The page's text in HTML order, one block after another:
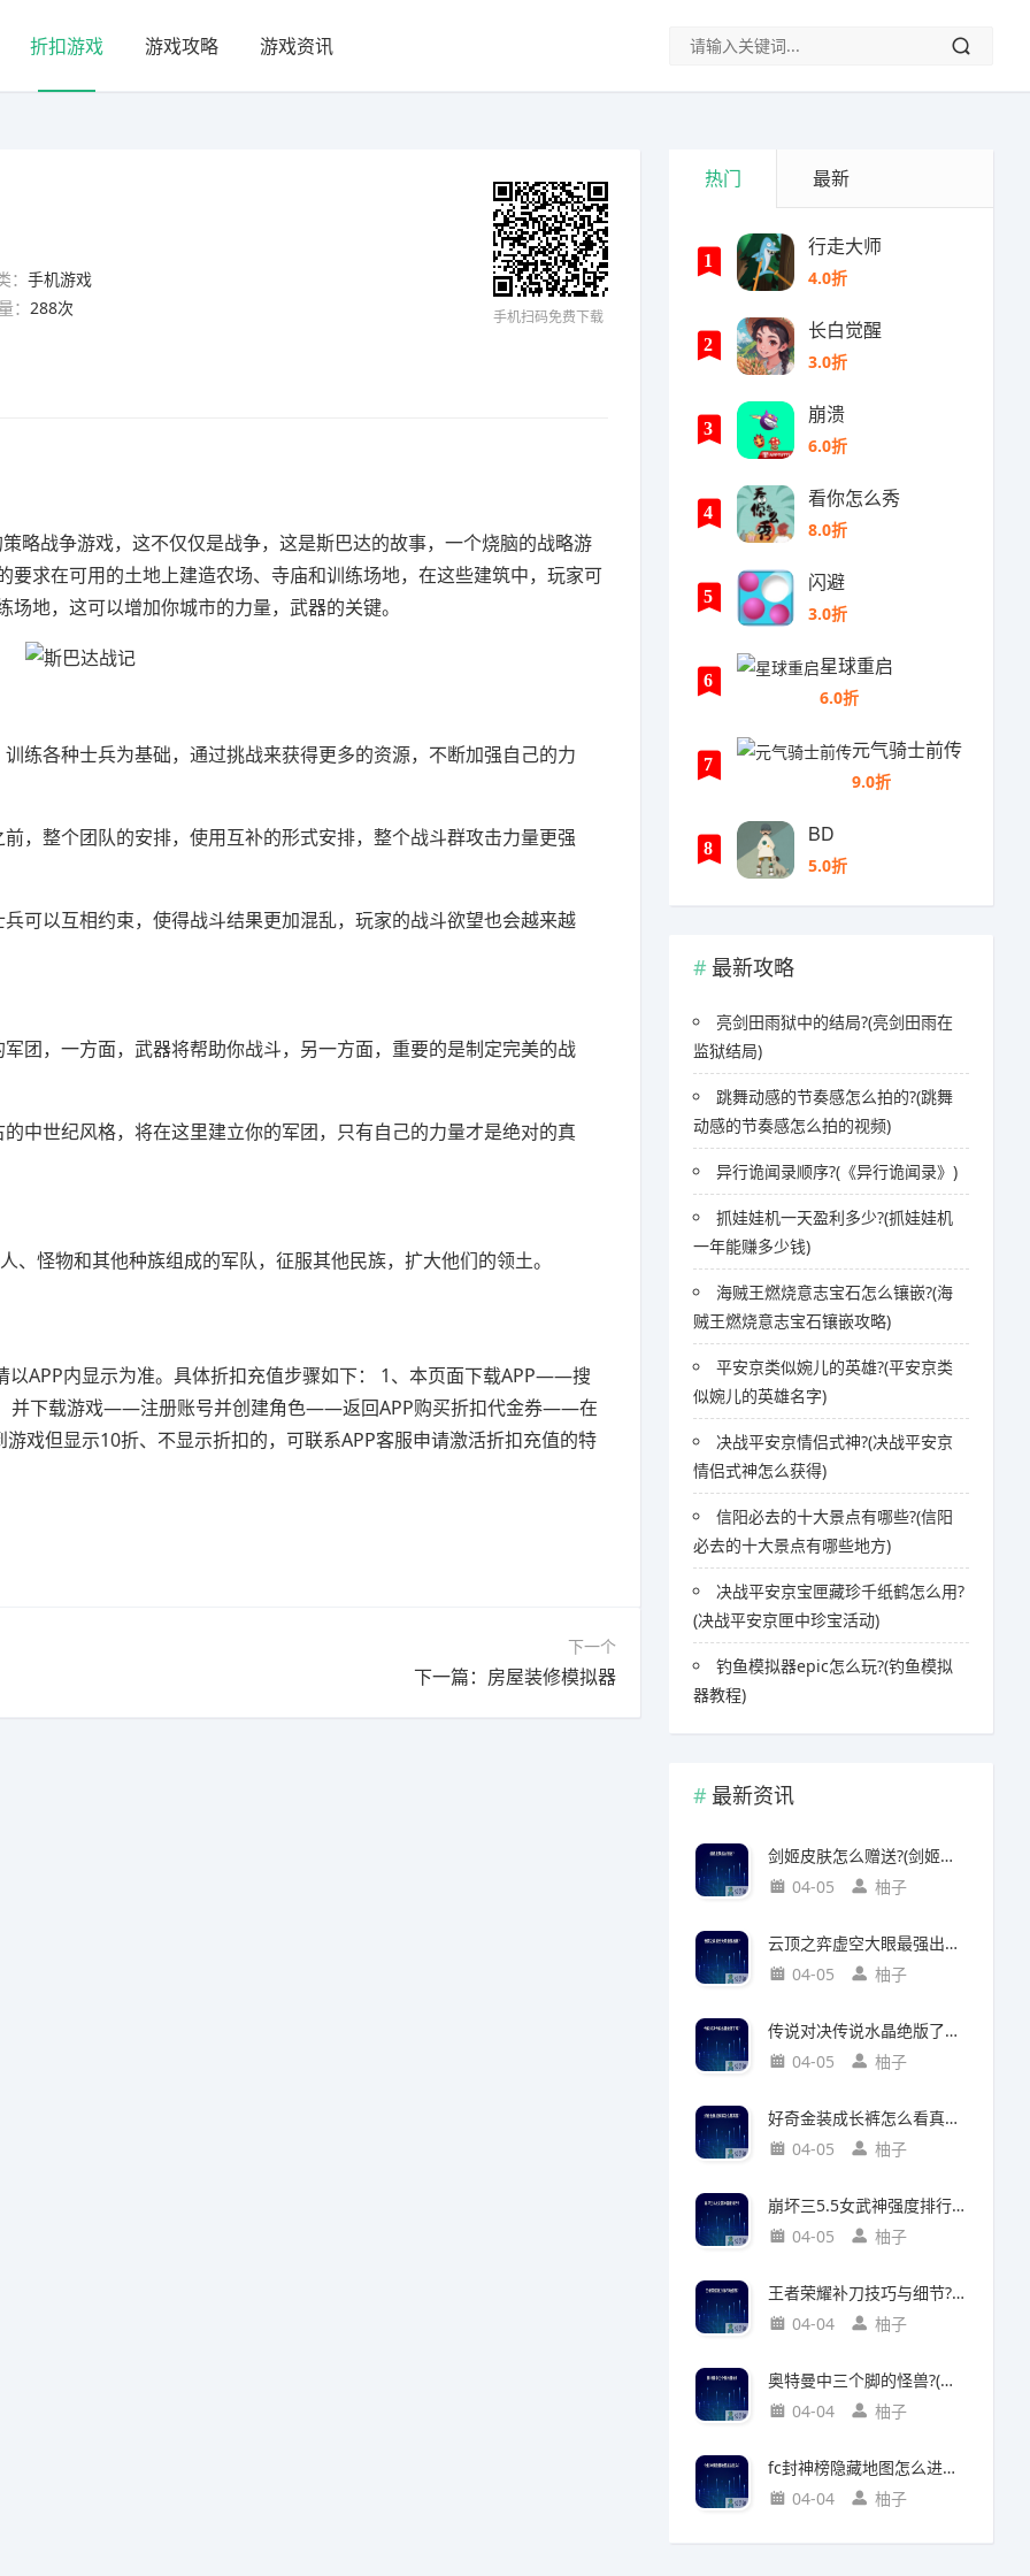
折扣游戏 游戏攻略 游戏资讯
手机游戏
： 288次
手机扫码免费下载
略战争游戏，这不仅仅是战争，这是斯巴达的故事，一个烧脑的战略游
求在可用的土地上建造农场、寺庙和训练场地，在这些建筑中，玩家可
地，这可以增加你城市的力量，武器的关键。
练各种士兵为基础，通过挑战来获得更多的资源，不断加强自己的力
，整个团队的安排，使用互补的形式安排，整个战斗群攻击力量更强
可以互相约束，使得战斗结果更加混乱，玩家的战斗欲望也会越来越
团，一方面，武器将帮助你战斗，另一方面，重要的是制定完美的战
中世纪风格，将在这里建立你的军团，只有自己的力量才是绝对的真
怪物和其他种族组成的军队，征服其他民族，扩大他们的领土。
以APP内显示为准。具体折扣充值步骤如下： 1、本页面下载APP——搜
并下载游戏——注册账号并创建角色——返回APP购买折扣代金券——在
戏但显示10折、不显示折扣的，可联系APP客服申请激活折扣充值的特
下一个
下一篇：房屋装修模拟器
热门 最新
1
行走大师
4.0折
2
长白觉醒
3.0折
3
崩溃
6.0折
4
看你怎么秀
8.0折
5
闪避
3.0折
6
星球重启
6.0折
7
元气骑士前传
9.0折
8
BD
5.0折
最新攻略
亮剑田雨狱中的结局?(亮剑田雨在
监狱结局)
跳舞动感的节奏感怎么拍的?(跳舞
动感的节奏感怎么拍的视频)
异行诡闻录顺序?(《异行诡闻录》)
抓娃娃机一天盈利多少?(抓娃娃机
一年能赚多少钱)
海贼王燃烧意志宝石怎么镶嵌?(海
贼王燃烧意志宝石镶嵌攻略)
平安京类似婉儿的英雄?(平安京类
似婉儿的英雄名字)
决战平安京情侣式神?(决战平安京
情侣式神怎么获得)
信阳必去的十大景点有哪些?(信阳
必去的十大景点有哪些地方)
决战平安京宝匣藏珍千纸鹤怎么用?
(决战平安京匣中珍宝活动)
钓鱼模拟器epic怎么玩?(钓鱼模拟
器教程)
最新资讯
剑姬皮肤怎么赠送?(剑姬皮肤怎么赠送给别人)
04-05
柚子
云顶之弈虚空大眼最强出装?(云顶之弈虚空之眼出装)
04-05
柚子
传说对决传说水晶绝版了吗?(传说对决 传说水晶)
04-05
柚子
好奇金装成长裤怎么看真假?(好奇金装成长裤怎么看真假鉴别)
04-05
柚子
崩坏三5.5女武神强度排行?(崩坏三5.2女武神强度)
04-05
柚子
王者荣耀补刀技巧与细节?(王者荣耀补刀技巧视频)
04-04
柚子
奥特曼中三个脚的怪兽?(奥特曼中三个脚的怪兽叫什么)
04-04
柚子
fc封神榜隐藏地图怎么进入?(fc封神榜 隐藏)
04-04
柚子